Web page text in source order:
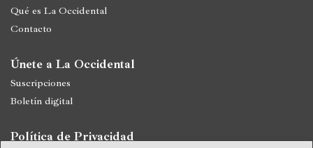
Qué es La Occidental
Contacto
Únete a La Occidental
Suscripciones
Boletín digital
Política de Privacidad